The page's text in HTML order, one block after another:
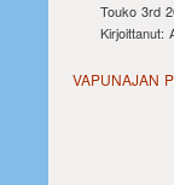
Touko 3rd
Kirjoittanut:
VAPUNAJAN